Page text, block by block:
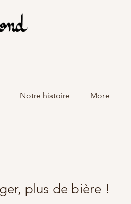
Notre histoire More
plus de bière !